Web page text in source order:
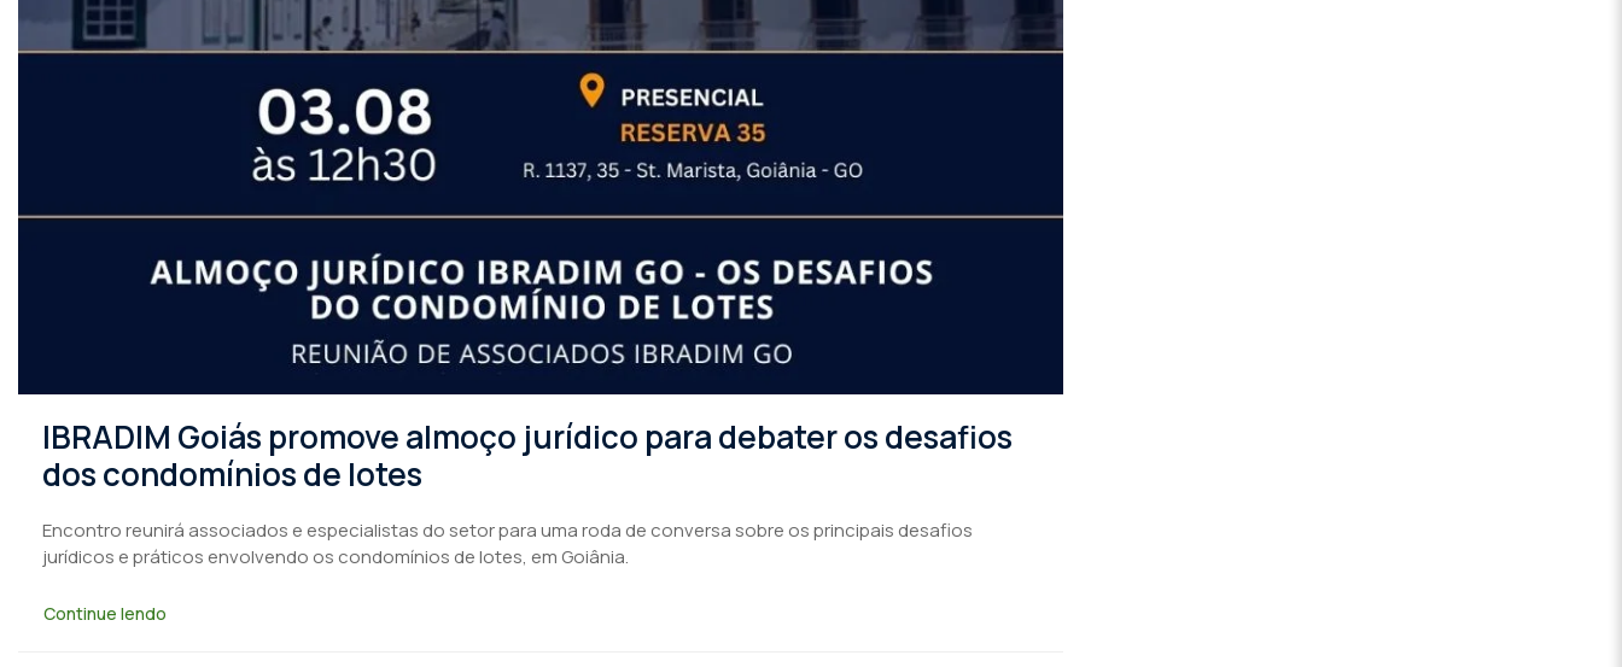
IBRADIM Goiás promove almoço jurídico para debater os desafios
dos condomínios de lotes
Encontro reunirá associados e especialistas do setor para uma roda de conversa sobre os principais desafios
jurídicos e práticos envolvendo os condomínios de lotes, em Goiânia.
Continue lendo